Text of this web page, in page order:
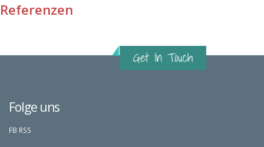
Referenzen
Folge uns
FB RSS